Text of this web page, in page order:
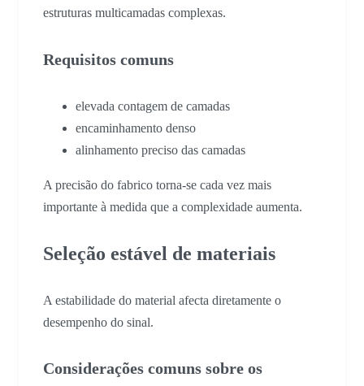
estruturas multicamadas complexas.
Requisitos comuns
elevada contagem de camadas
encaminhamento denso
alinhamento preciso das camadas
A precisão do fabrico torna-se cada vez mais
importante à medida que a complexidade aumenta.
Seleção estável de materiais
A estabilidade do material afecta diretamente o
desempenho do sinal.
Considerações comuns sobre os